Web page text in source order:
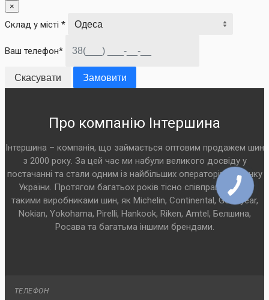
×
Склад у місті *
Ваш телефон*
Скасувати Замовити
Про компанію Інтершина
Інтершина – компанія, що займається оптовим продажем шин
з 2000 року. За цей час ми набули великого досвіду у
постачанні та стали одним із найбільших операторів на ринку
України. Протягом багатьох років тісно співпрацюємо з
такими виробниками шин, як Michelin, Continental, Goodyear,
Nokian, Yokohama, Pirelli, Hankook, Riken, Amtel, Белшина,
Росава та багатьма іншими брендами.
ТЕЛЕФОН